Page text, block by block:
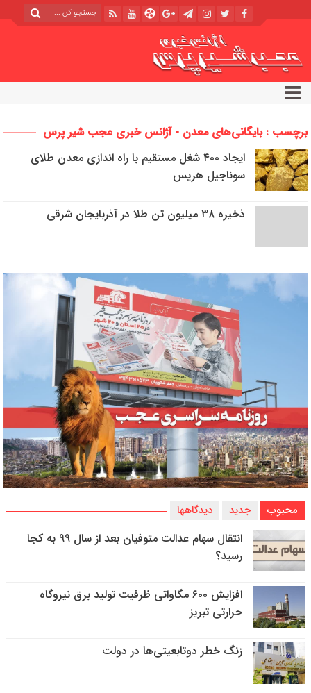
برچسب : بایگانی‌های معدن - آژانس خبری عجب شیر پرس
ایجاد ۴۰۰ شغل مستقیم با راه اندازی معدن طلای
سوناجیل هریس
ذخیره ۳۸ میلیون تن طلا در آذربایجان شرقی
محبوب جدید دیدگاهها
انتقال سهام عدالت متوفیان بعد از سال ۹۹ به کجا
رسید؟
افزایش ۶۰۰ مگاواتی ظرفیت تولید برق نیروگاه
حرارتی تبریز
زنگ خطر دوتابعیتی‌ها در دولت